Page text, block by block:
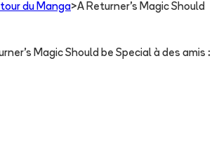
du Manga>A Returner's Magic Should
Magic Should be Special à des amis :